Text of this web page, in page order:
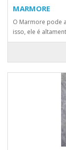
MARMORE
O Marmore pode
isso, ele é